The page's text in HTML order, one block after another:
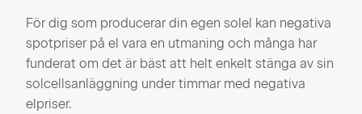
För dig som producerar din egen solel kan negativa
spotpriser på el vara en utmaning och många har
funderat om det är bäst att helt enkelt stänga av sin
solcellsanläggning under timmar med negativa
elpriser.